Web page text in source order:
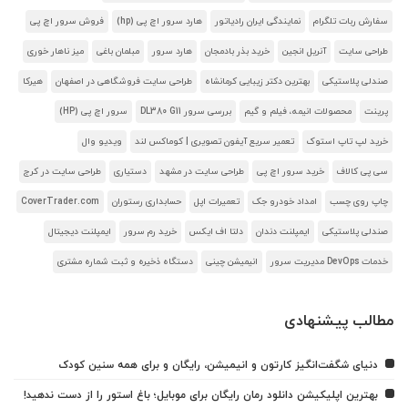
سفارش ربات تلگرام نمایندگی ایران رادیاتور هارد سرور اچ پی (hp) فروش سرور اچ پی
طراحی سایت آنریل انجین خرید بذر بادمجان هارد سرور مبلمان باغی میز ناهار خوری
صندلی پلاستیکی بهترین دکتر زیبایی کرمانشاه طراحی سایت فروشگاهی در اصفهان هیرکا
پرینت محصولات انیمه، فیلم و گیم بررسی سرور DL380 G11 سرور اچ پی (HP)
خرید لپ تاپ استوک تعمیر سریع آیفون تصویری | کوماکس لند ویدیو وال
سی پی کالاف خرید سرور اچ پی طراحی سایت در مشهد دستیاری طراحی سایت در کرج
چاپ روی چسب امداد خودرو جک تعمیرات اپل حسابداری رستوران CoverTrader.com
صندلی پلاستیکی ایمپلنت دندان دلتا اف ایکس خرید رم سرور ایمپلنت دیجیتال
خدمات DevOps مدیریت سرور انیمیشن چینی دستگاه ذخیره و ثبت شماره مشتری
مطالب پیشنهادی
دنیای شگفت‌انگیز کارتون و انیمیشن، رایگان و برای همه سنین کودک
بهترین اپلیکیشن دانلود رمان رایگان برای موبایل؛ باغ استور را از دست ندهید!